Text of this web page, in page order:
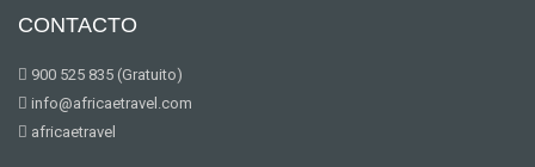
CONTACTO
900 525 835 (Gratuito)
info@africaetravel.com
africaetravel